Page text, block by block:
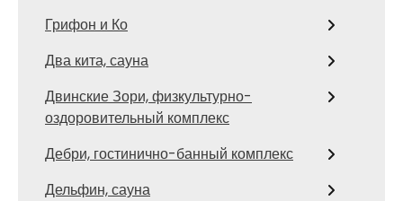
Грифон и Ко
Два кита, сауна
Двинские Зори, физкультурно-
оздоровительный комплекс
Дебри, гостинично-банный комплекс
Дельфин, сауна